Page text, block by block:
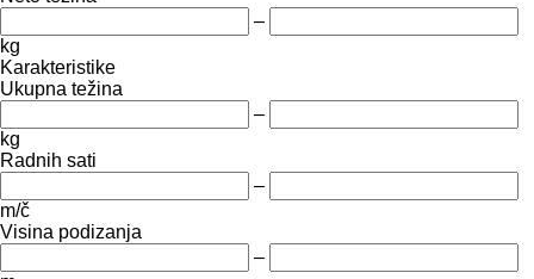
–
kg
Karakteristike
Ukupna težina
–
kg
Radnih sati
–
m/č
Visina podizanja
–